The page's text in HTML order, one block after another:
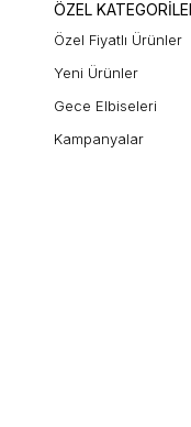
ÖZEL
Özel Fiyatlı Ürünler
Yeni Ürünler
Gece Elbiseleri
Kampanyalar